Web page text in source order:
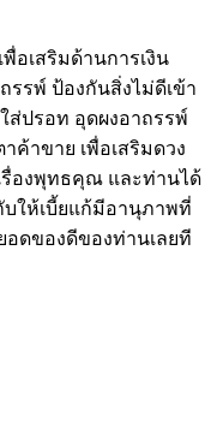
อเสริมด้านการเงิน
รรพ์ ป้องกันสิ่งไม่ดีเข้า
ส่ปรอท อุดผงอาถรรพ์
ค้าขาย เพื่อเสริมดวง
รื่องพุทธคุณ และท่านได้
บให้เบี้ยแก้มีอานุภาพที่
อดของดีของท่านเลยที